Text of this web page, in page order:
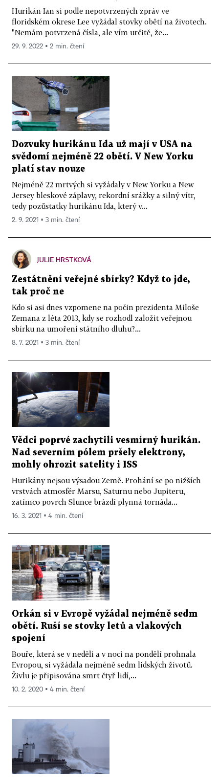
Hurikán Ian si podle nepotvrzených zpráv ve
floridském okrese Lee vyžádal stovky obětí na životech.
"Nemám potvrzená čísla, ale vím určitě, že...
29. 9. 2022 ▪ 2 min. čtení
Dozvuky hurikánu Ida už mají v USA na
svědomí nejméně 22 obětí. V New Yorku
platí stav nouze
Nejméně 22 mrtvých si vyžádaly v New Yorku a New
Jersey bleskové záplavy, rekordní srážky a silný vítr,
tedy pozůstatky hurikánu Ida, který v...
2. 9. 2021 ▪ 3 min. čtení
JULIE HRSTKOVÁ
Zestátnění veřejné sbírky? Když to jde,
tak proč ne
Kdo si asi dnes vzpomene na počin prezidenta Miloše
Zemana z léta 2013, kdy se rozhodl založit veřejnou
sbírku na umoření státního dluhu?...
8. 7. 2021 ▪ 3 min. čtení
Vědci poprvé zachytili vesmírný hurikán.
Nad severním pólem pršely elektrony,
mohly ohrozit satelity i ISS
Hurikány nejsou výsadou Země. Prohání se po nižších
vrstvách atmosfér Marsu, Saturnu nebo Jupiteru,
zatímco povrch Slunce brázdí plynná tornáda...
16. 3. 2021 ▪ 4 min. čtení
Orkán si v Evropě vyžádal nejméně sedm
obětí. Ruší se stovky letů a vlakových
spojení
Bouře, která se v neděli a v noci na pondělí prohnala
Evropou, si vyžádala nejméně sedm lidských životů.
Živlu je připisována smrt čtyř lidí,...
10. 2. 2020 ▪ 4 min. čtení